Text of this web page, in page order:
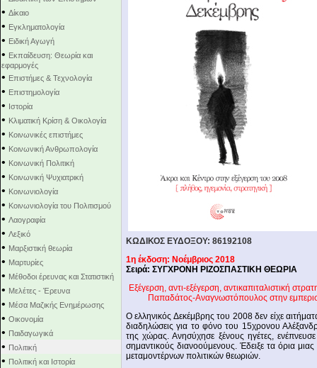
• Δίκαιο
• Εγκληματολογία
• Ειδική Αγωγή
• Εκπαίδευση: Θεωρία και
εφαρμογές
• Επιστήμες & Τεχνολογία
• Επιστημολογία
• Ιστορία
• Κλιματική Κρίση & Οικολογία
• Κοινωνικές επιστήμες
• Κοινωνική Ανθρωπολογία
• Κοινωνική Πολιτική
• Κοινωνική Ψυχιατρική
• Κοινωνιολογία
• Κοινωνιολογία του Πολιτισμού
• Λαογραφία
• Λεξικό
• Μαρξιστική θεωρία
• Μαρτυρίες
• Μέθοδοι έρευνας και Στατιστική
• Μελέτες - Έρευνα
• Μέσα Μαζικής Ενημέρωσης
• Οικονομία
• Παιδαγωγικά
• Πολιτική
• Πολιτική και Ιστορία
ΚΩΔΙΚΟΣ ΕΥΔΟΞΟΥ: 86192108
1η έκδοση: Νοέμβριος 2018
Σειρά: ΣΥΓΧΡΟΝΗ ΡΙΖΟΣΠΑΣΤΙΚΗ ΘΕΩΡΙΑ
Εξέγερση, αντι-εξέγερση, αντικαπιταλιστική
Παπαδάτος-Αναγνωστόπουλος στην
Ο ελληνικός Δεκέμβρης του 2008 δεν είχε
διαδηλώσεις για το φόνο του 15χρονου
της χώρας. Ανησύχησε ξένους ηγέτες,
σημαντικούς διανοούμενους. Έδειξε τα όρια
μεταμοντέρνων πολιτικών θεωριών.